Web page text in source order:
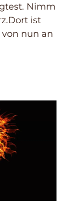
Nimm
ist
nun an